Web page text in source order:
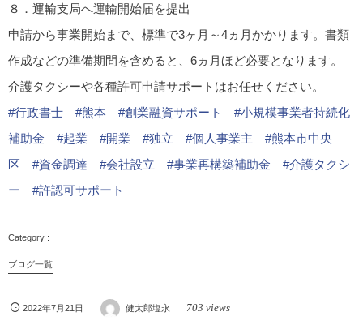
８．運輸支局へ運輸開始届を提出
申請から事業開始まで、標準で3ヶ月～4ヵ月かかります。書類
作成などの準備期間を含めると、6ヵ月ほど必要となります。
介護タクシーや各種許可申請サポートはお任せください。
#行政書士 #熊本 #創業融資サポート
#小規模事業者持続化
補助金
#起業 #開業 #独立 #個人事業主
#熊本市中央
区
#資金調達 #会社設立 #事業再構築補助金 #介護タクシ
ー
#許認可サポート
ブログ一覧
2022年7月21日 健太郎塩永 703 views